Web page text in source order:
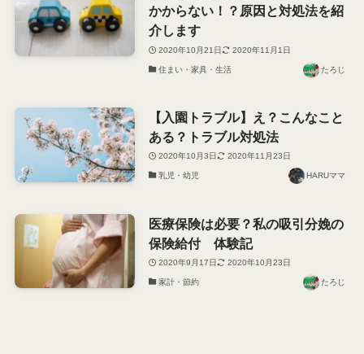
かからない！？原因と対処法を紹
介します
2020年10月21日 2020年11月1日
住まい・家具・生活 たろじ
【入園トラブル】え？こんなこと
ある？トラブル対処法
2020年10月3日 2020年11月23日
乳児・幼児 HARUママ
医療保険は必要？私の吸引分娩の
保険給付 体験記
2020年9月17日 2020年10月23日
家計・節約 たろじ